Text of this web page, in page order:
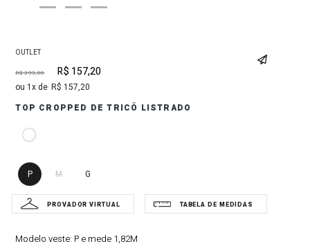
OUTLET
R$ 393,00 R$ 157,20
1 R$ 157,20
TOP CROPPED DE TRICÔ LISTRADO
P M G
Modelo veste: P e mede 1,82M